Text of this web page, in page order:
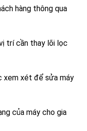
hàng thông qua
trí cần thay lõi lọc
xem xét để sửa máy
của máy cho gia